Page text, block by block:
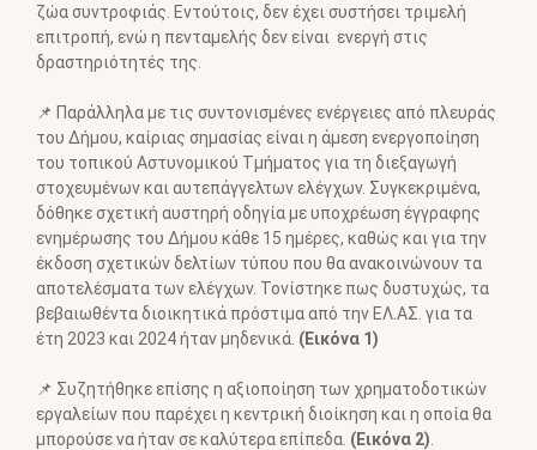
ζώα συντροφιάς. Εντούτοις, δεν έχει συστήσει τριμελή
επιτροπή, ενώ η πενταμελής δεν είναι ενεργή στις
δραστηριότητές της.
📌 Παράλληλα με τις συντονισμένες ενέργειες από πλευράς
του Δήμου, καίριας σημασίας είναι η άμεση ενεργοποίηση
του τοπικού Αστυνομικού Τμήματος για τη διεξαγωγή
στοχευμένων και αυτεπάγγελτων ελέγχων. Συγκεκριμένα,
δόθηκε σχετική αυστηρή οδηγία με υποχρέωση έγγραφης
ενημέρωσης του Δήμου κάθε 15 ημέρες, καθώς και για την
έκδοση σχετικών δελτίων τύπου που θα ανακοινώνουν τα
αποτελέσματα των ελέγχων. Τονίστηκε πως δυστυχώς, τα
βεβαιωθέντα διοικητικά πρόστιμα από την ΕΛ.ΑΣ. για τα
έτη 2023 και 2024 ήταν μηδενικά. (Εικόνα 1)
📌 Συζητήθηκε επίσης η αξιοποίηση των χρηματοδοτικών
εργαλείων που παρέχει η κεντρική διοίκηση και η οποία θα
μπορούσε να ήταν σε καλύτερα επίπεδα. (Εικόνα 2)